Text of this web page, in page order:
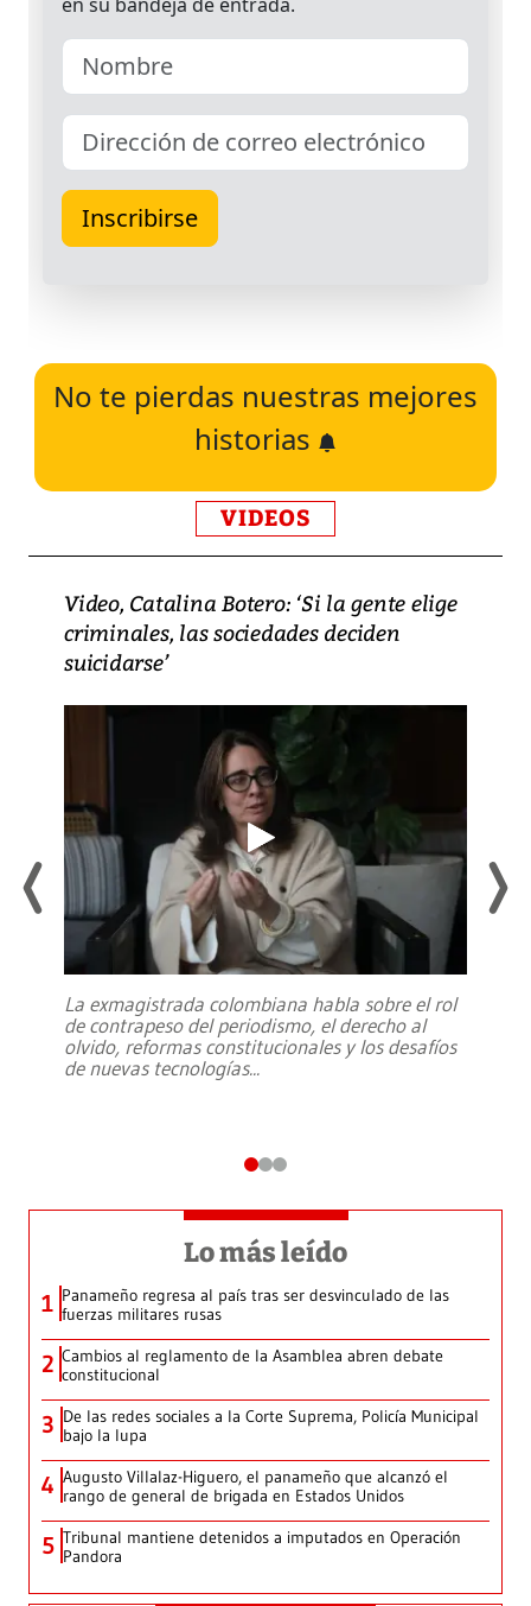
No te pierdas nuestras mejores
historias
VIDEOS
Video, Catalina Botero: ‘Si la gente elige
criminales, las sociedades deciden
suicidarse’
La exmagistrada colombiana habla sobre el rol
de contrapeso del periodismo, el derecho al
olvido, reformas constitucionales y los desafíos
de nuevas tecnologías...
Lo más leído
1 Panameño regresa al país tras ser desvinculado de las
fuerzas militares rusas
2 Cambios al reglamento de la Asamblea abren debate
constitucional
3 De las redes sociales a la Corte Suprema, Policía Municipal
bajo la lupa
4 Augusto Villalaz-Higuero, el panameño que alcanzó el
rango de general de brigada en Estados Unidos
5 Tribunal mantiene detenidos a imputados en Operación
Pandora